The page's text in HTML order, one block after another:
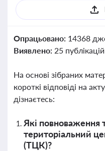
Опрацьовано: 14368
Виявлено: 25
На основі зібраних
короткі відповіді на
дізнаєтесь:
Які повноваження
територіальний
(ТЦК)?